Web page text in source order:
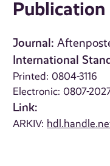
Journal:
International
Printed: 0804-3116
Electronic: 0807-
Link:
ARKIV: